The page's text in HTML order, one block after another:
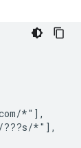
*"],
*"],